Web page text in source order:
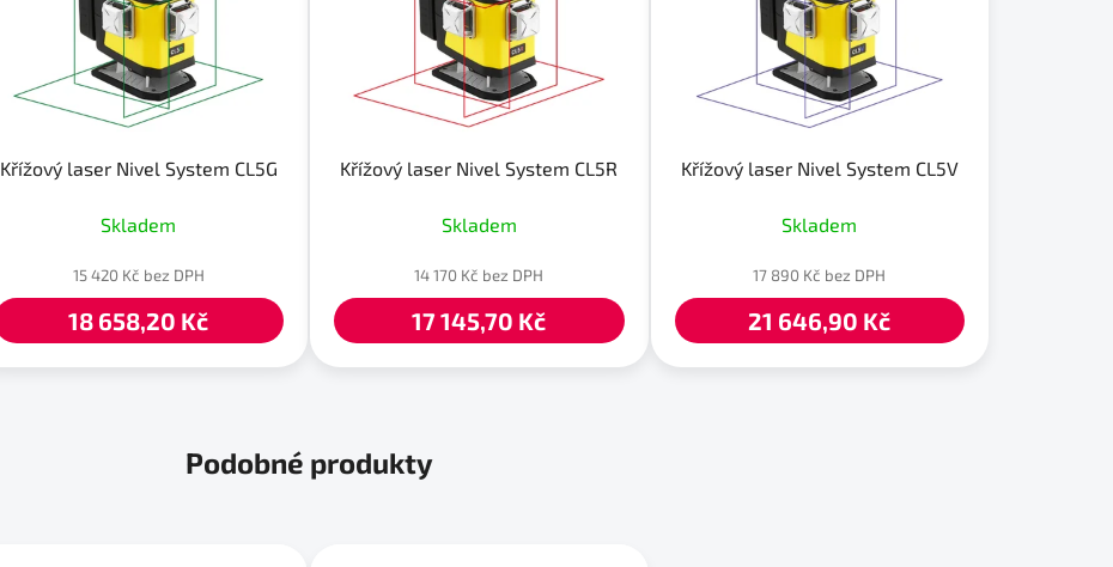
Křížový laser Nivel System CL5G
Skladem
15 420 Kč bez DPH
18 658,20 Kč
Křížový laser Nivel System CL5R
Skladem
14 170 Kč bez DPH
17 145,70 Kč
Křížový laser Nivel System CL5V
Skladem
17 890 Kč bez DPH
21 646,90 Kč
Podobné produkty